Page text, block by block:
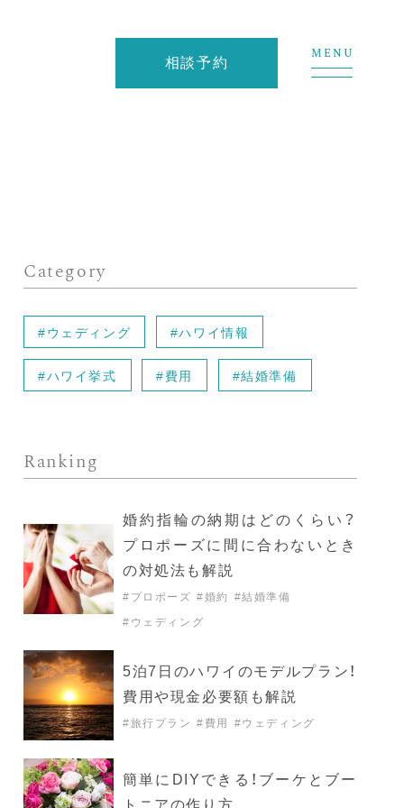
相談予約
MENU
Category
#ウェディング #ハワイ情報
#ハワイ挙式 #費用 #結婚準備
Ranking
婚約指輪の納期はどのくらい？
プロポーズに間に合わないとき
の対処法も解説
#プロポーズ #婚約 #結婚準備
#ウェディング
5泊7日のハワイのモデルプラン！
費用や現金必要額も解説
#旅行プラン #費用 #ウェディング
簡単にDIYできる！ブーケとブー
トニアの作り方